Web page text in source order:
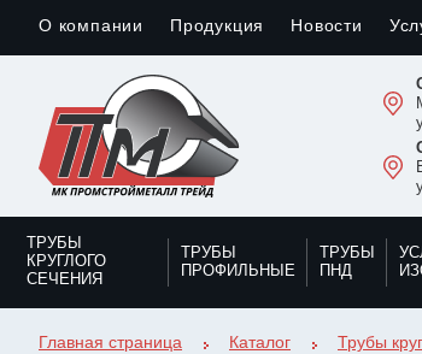
О компании Продукция Новости
ТРУБЫ
КРУГЛОГО
СЕЧЕНИЯ
ТРУБЫ
ПРОФИЛЬНЫЕ
ТРУБЫ
ПНД
Главная страница Каталог Трубы